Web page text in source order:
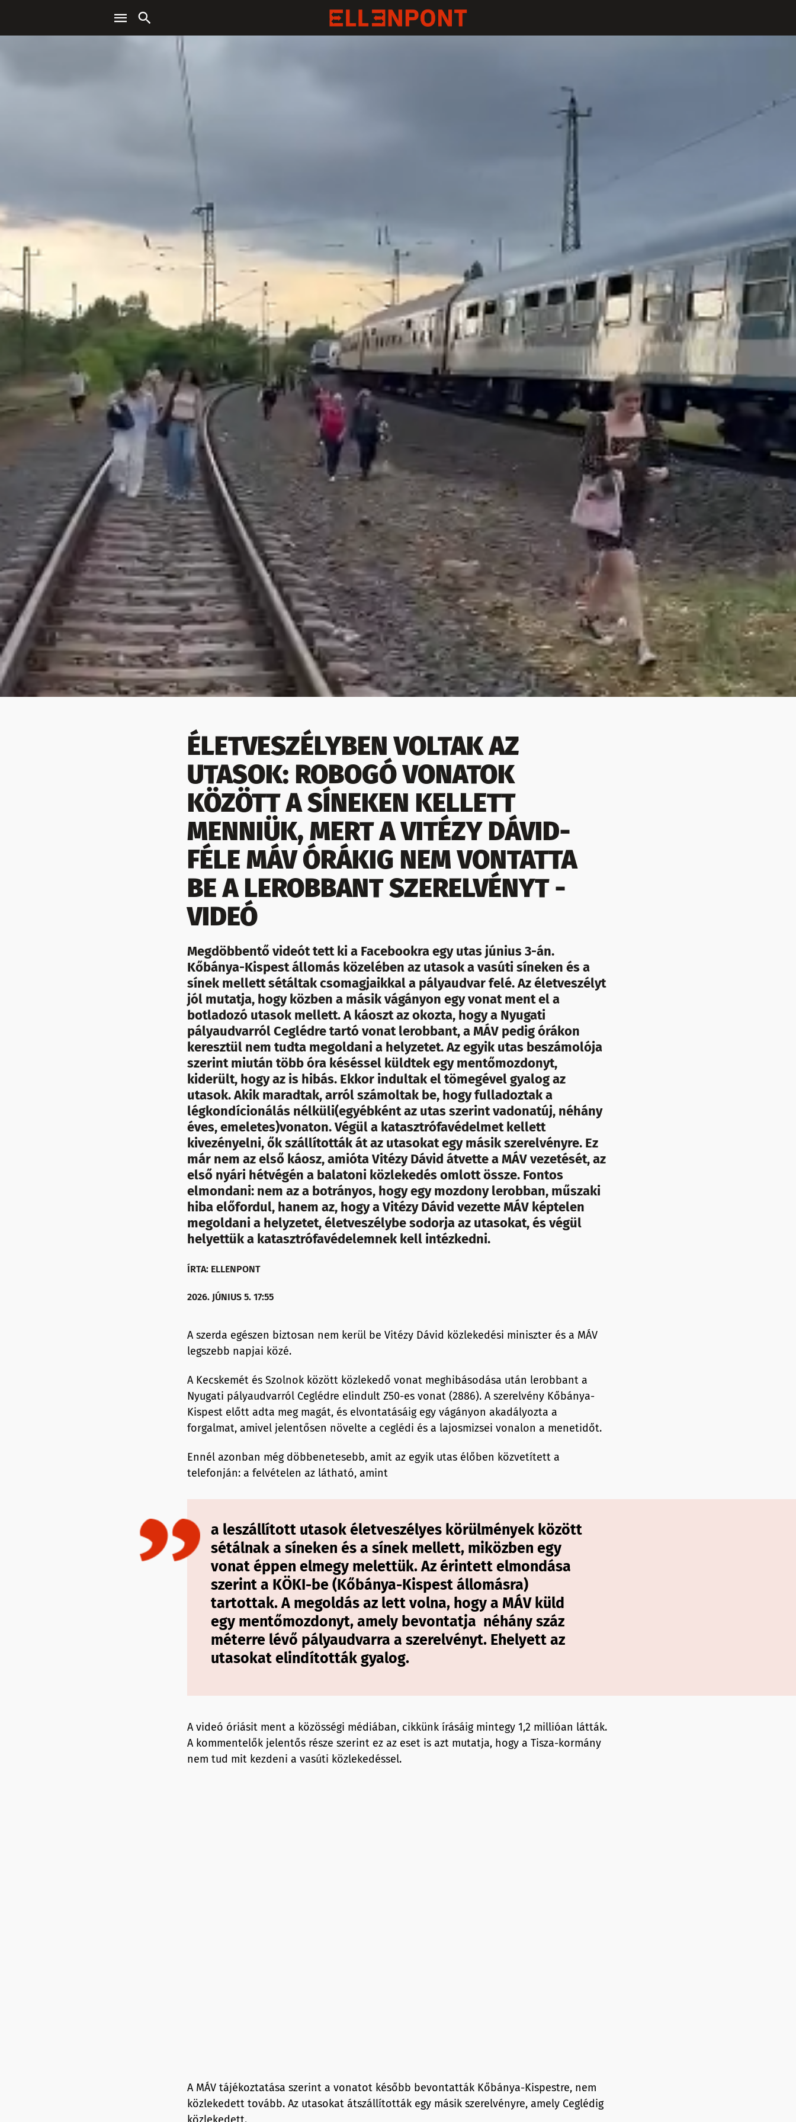
ÉLETVESZÉLYBEN VOLTAK AZ
UTASOK: ROBOGÓ VONATOK
KÖZÖTT A SÍNEKEN KELLETT
MENNIÜK, MERT A VITÉZY DÁVID-
FÉLE MÁV ÓRÁKIG NEM VONTATTA
BE A LEROBBANT SZERELVÉNYT -
VIDEÓ
Megdöbbentő videót tett ki a Facebookra egy utas június 3-án.
Kőbánya-Kispest állomás közelében az utasok a vasúti síneken és a
sínek mellett sétáltak csomagjaikkal a pályaudvar felé. Az életveszélyt
jól mutatja, hogy közben a másik vágányon egy vonat ment el a
botladozó utasok mellett. A káoszt az okozta, hogy a Nyugati
pályaudvarról Ceglédre tartó vonat lerobbant, a MÁV pedig órákon
keresztül nem tudta megoldani a helyzetet. Az egyik utas beszámolója
szerint miután több óra késéssel küldtek egy mentőmozdonyt,
kiderült, hogy az is hibás. Ekkor indultak el tömegével gyalog az
utasok. Akik maradtak, arról számoltak be, hogy fulladoztak a
légkondícionálás nélküli(egyébként az utas szerint vadonatúj, néhány
éves, emeletes)vonaton. Végül a katasztrófavédelmet kellett
kivezényelni, ők szállították át az utasokat egy másik szerelvényre. Ez
már nem az első káosz, amióta Vitézy Dávid átvette a MÁV vezetését, az
első nyári hétvégén a balatoni közlekedés omlott össze. Fontos
elmondani: nem az a botrányos, hogy egy mozdony lerobban, műszaki
hiba előfordul, hanem az, hogy a Vitézy Dávid vezette MÁV képtelen
megoldani a helyzetet, életveszélybe sodorja az utasokat, és végül
helyettük a katasztrófavédelemnek kell intézkedni.
ÍRTA: ELLENPONT
2026. JÚNIUS 5. 17:55
A szerda egészen biztosan nem kerül be Vitézy Dávid közlekedési miniszter és a MÁV
legszebb napjai közé.
A Kecskemét és Szolnok között közlekedő vonat meghibásodása után lerobbant a
Nyugati pályaudvarról Ceglédre elindult Z50-es vonat (2886). A szerelvény Kőbánya-
Kispest előtt adta meg magát, és elvontatásáig egy vágányon akadályozta a
forgalmat, amivel jelentősen növelte a ceglédi és a lajosmizsei vonalon a menetidőt.
Ennél azonban még döbbenetesebb, amit az egyik utas élőben közvetített a
telefonján: a felvételen az látható, amint
a leszállított utasok életveszélyes körülmények között
sétálnak a síneken és a sínek mellett, miközben egy
vonat éppen elmegy melettük. Az érintett elmondása
szerint a KÖKI-be (Kőbánya-Kispest állomásra)
tartottak. A megoldás az lett volna, hogy a MÁV küld
egy mentőmozdonyt, amely bevontatja néhány száz
méterre lévő pályaudvarra a szerelvényt. Ehelyett az
utasokat elindították gyalog.
A videó óriásit ment a közösségi médiában, cikkünk írásáig mintegy 1,2 millióan látták.
A kommentelők jelentős része szerint ez az eset is azt mutatja, hogy a Tisza-kormány
nem tud mit kezdeni a vasúti közlekedéssel.
A MÁV tájékoztatása szerint a vonatot később bevontatták Kőbánya-Kispestre, nem
közlekedett tovább. Az utasokat átszállították egy másik szerelvényre, amely Ceglédig